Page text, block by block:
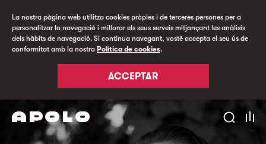
La nostra pàgina web utilitza cookies pròpies i de terceres persones per a
personalitzar la navegació i millorar els seus serveis mitjançant les anàlisis
dels hàbits de navegació. Si continua navegant, vostè accepta el seu ús de
conformitat amb la nostra Política de cookies.
ACCEPTAR